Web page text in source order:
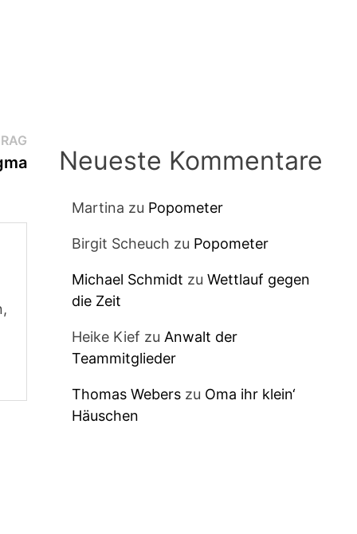
Nächster
Beitrag:Neueste Kommentare
Martina zu Popometer
Birgit Scheuch zu Popometer
Michael Schmidt zu Wettlauf gegen
die Zeit
Heike Kief zu Anwalt der
Teammitglieder
Thomas Weberszu Oma ihr klein‘
Häuschen